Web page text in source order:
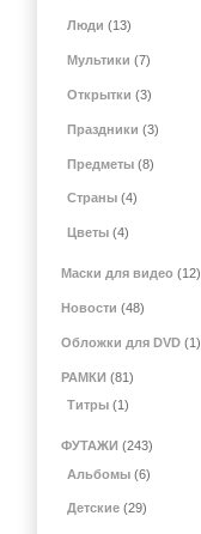
Люди (13)
Мультики (7)
Открытки (3)
Праздники (3)
Предметы (8)
Страны (4)
Цветы (4)
Маски для видео (12)
Новости (48)
Обложки для DVD(1)
РАМКИ (81)
Титры (1)
ФУТАЖИ (243)
Альбомы (6)
Детские (29)